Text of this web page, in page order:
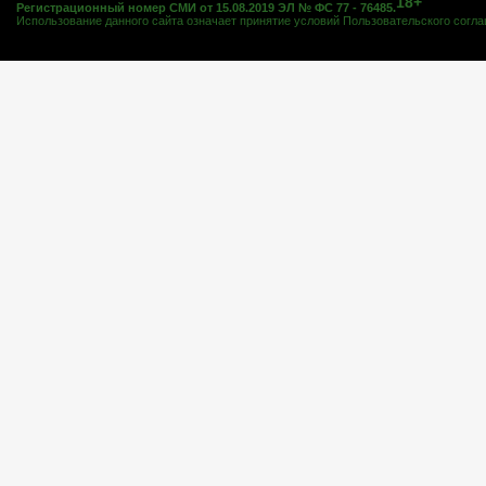
Регистрационный номер СМИ от 15.08.2019 ЭЛ № ФС 77 - 76485.
Использование данного сайта означает принятие условий Пользовательского